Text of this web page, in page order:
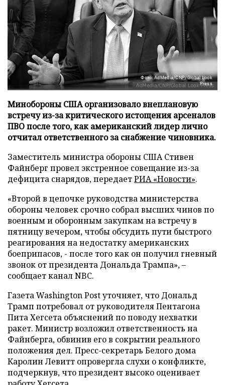
Фото: AdMedia/CNP/Global Look
Press
Минобороны США организовало внеплановую
встречу из-за критического истощения арсеналов
ПВО после того, как американский лидер лично
отчитал ответственного за снабжение чиновника.
Заместитель министра обороны США Стивен
Файнберг провел экстренное совещание из-за
дефицита снарядов, передаетРИА «Новости».
«Второй в цепочке руководства министерства
обороны человек срочно собрал высших чинов по
военным и оборонным закупкам на встречу в
пятницу вечером, чтобы обсудить пути быстрого
реагирования на недостатку американских
боеприпасов, - после того как он получил гневный
звонок от президента Дональда Трампа», –
сообщает канал NBC.
Газета Washington Post уточняет, что Дональд
Трамп потребовал от руководителя Пентагона
Пита Хегсета объяснений по поводу нехватки
ракет. Министр возложил ответственность на
Файнберга, обвинив его в сокрытии реального
положения дел. Пресс-секретарь Белого дома
Каролин Левитт опровергла слухи о конфликте,
подчеркнув, что президент высоко оценивает